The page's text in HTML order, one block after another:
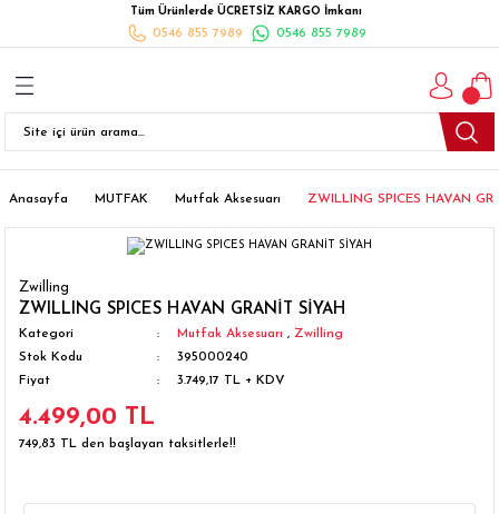
Tüm Ürünlerde ÜCRETSİZ KARGO İmkanı
0546 855 7989 0546 855 7989
Geri Dön
Ankastre Setler
Bulaşık Makinesi
Buzdolabı
Geri Dön
Takımları
Takımları
Geri Dön
Takımları
Geri Dön
Geri Dön
Geri Dön
Geri Dön
Anasayfa MUTFAK Mutfak Aksesuarı ZWILLING SPICES HAVAN
Zwilling
ZWILLING SPICES HAVAN GRANİT SİYAH
Kategori Mutfak Aksesuarı ,Zwilling
Stok Kodu
395000240
Fiyat
3.749,17 TL + KDV
4.499,00 TL
749,83 TL den başlayan taksitlerle!!